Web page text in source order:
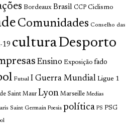
Bordeaux Brasil CCP Ciclismo
Comunidades Conselho das
19 culturaDesporto
Ensino Exposição fado
Futsal I Guerra Mundial Ligue 1
Saint Maur Lyon Marseille Medias
Saint Germain Poesia política PS PSG